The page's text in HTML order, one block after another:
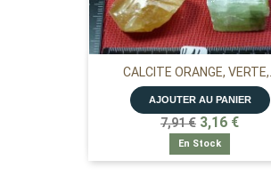
CALCITE ORANGE, VERTE,...
AJOUTER AU PANIER
7,91 € 3,16 €
En Stock